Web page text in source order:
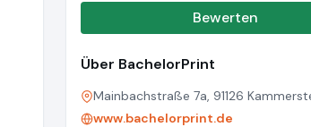
Bewerten
Über BachelorPrint
Mainbachstraße 7a, 91126
www.bachelorprint.de